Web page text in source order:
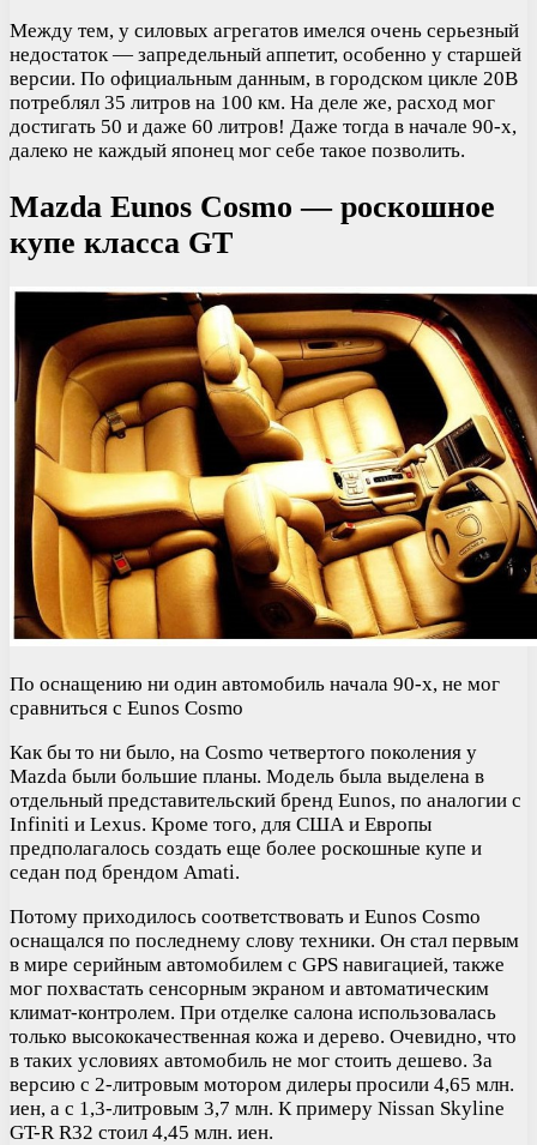
Между тем, у силовых агрегатов имелся очень серьезный
недостаток — запредельный аппетит, особенно у старшей
версии. По официальным данным, в городском цикле 20B
потреблял 35 литров на 100 км. На деле же, расход мог
достигать 50 и даже 60 литров! Даже тогда в начале 90-х,
далеко не каждый японец мог себе такое позволить.
Mazda Eunos Cosmo — роскошное
купе класса GT
По оснащению ни один автомобиль начала 90-х, не мог
сравниться с Eunos Cosmo
Как бы то ни было, на Cosmo четвертого поколения у
Mazda были большие планы. Модель была выделена в
отдельный представительский бренд Eunos, по аналогии с
Infiniti и Lexus. Кроме того, для США и Европы
предполагалось создать еще более роскошные купе и
седан под брендом Amati.
Потому приходилось соответствовать и Eunos Cosmo
оснащался по последнему слову техники. Он стал первым
в мире серийным автомобилем с GPS навигацией, также
мог похвастать сенсорным экраном и автоматическим
климат-контролем. При отделке салона использовалась
только высококачественная кожа и дерево. Очевидно, что
в таких условиях автомобиль не мог стоить дешево. За
версию с 2-литровым мотором дилеры просили 4,65 млн.
иен, а с 1,3-литровым 3,7 млн. К примеру Nissan Skyline
GT-R R32 стоил 4,45 млн. иен.